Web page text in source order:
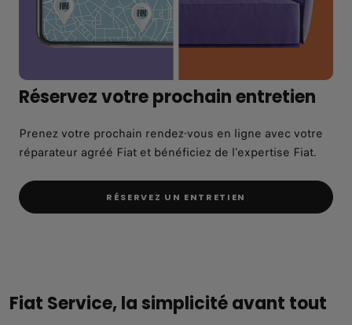
Réservez votre prochain entretien
Prenez votre prochain rendez-vous en ligne avec votre
réparateur agréé Fiat et bénéficiez de l'expertise Fiat.
RÉSERVEZ UN ENTRETIEN
Fiat Service, la simplicité avant tout